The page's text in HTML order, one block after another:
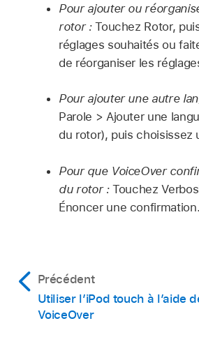
Pour ajouter ou
rotor :Touchez Rotor,
réglages souhaités ou
de réorganiser les
Pour ajouter une autre
Parole > Ajouter une
du rotor), puis choisissez
Pour que VoiceOver
du rotor :Touchez
Énoncer une confirmation.
Précédent
Utiliser l’iPod touch à l’aide
VoiceOver